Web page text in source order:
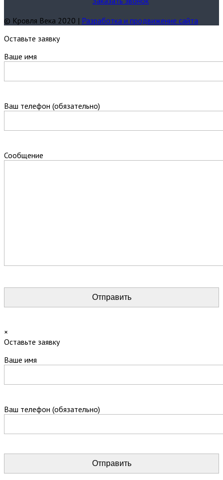
© Кровля Века 2020 | Разработка и продвижение сайта
Оставьте заявку
Ваше имя
Ваш телефон (обязательно)
Сообщение
×
Оставьте заявку
Ваше имя
Ваш телефон (обязательно)